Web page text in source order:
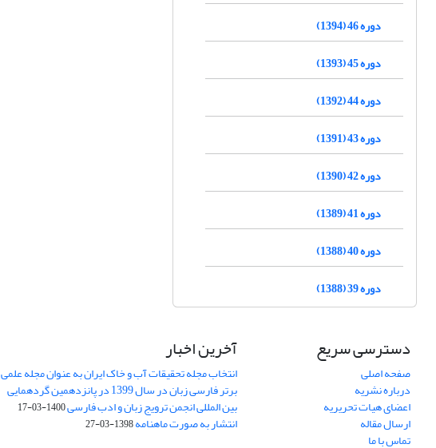
دوره 46 (1394)
دوره 45 (1393)
دوره 44 (1392)
دوره 43 (1391)
دوره 42 (1390)
دوره 41 (1389)
دوره 40 (1388)
دوره 39 (1388)
دسترسی سریع
صفحه اصلی
درباره نشریه
اعضای هیات تحریریه
ارسال مقاله
تماس با ما
آخرین اخبار
انتخاب مجله تحقیقات آب و خاک ایران به عنوان مجله علمی
برتر فارسی زبان در سال 1399 در پانزدهمین گردهمایی
بین المللی انجمن ترویج زبان و ادب فارسی1400-03-17
انتشار به صورت ماهنامه1398-03-27